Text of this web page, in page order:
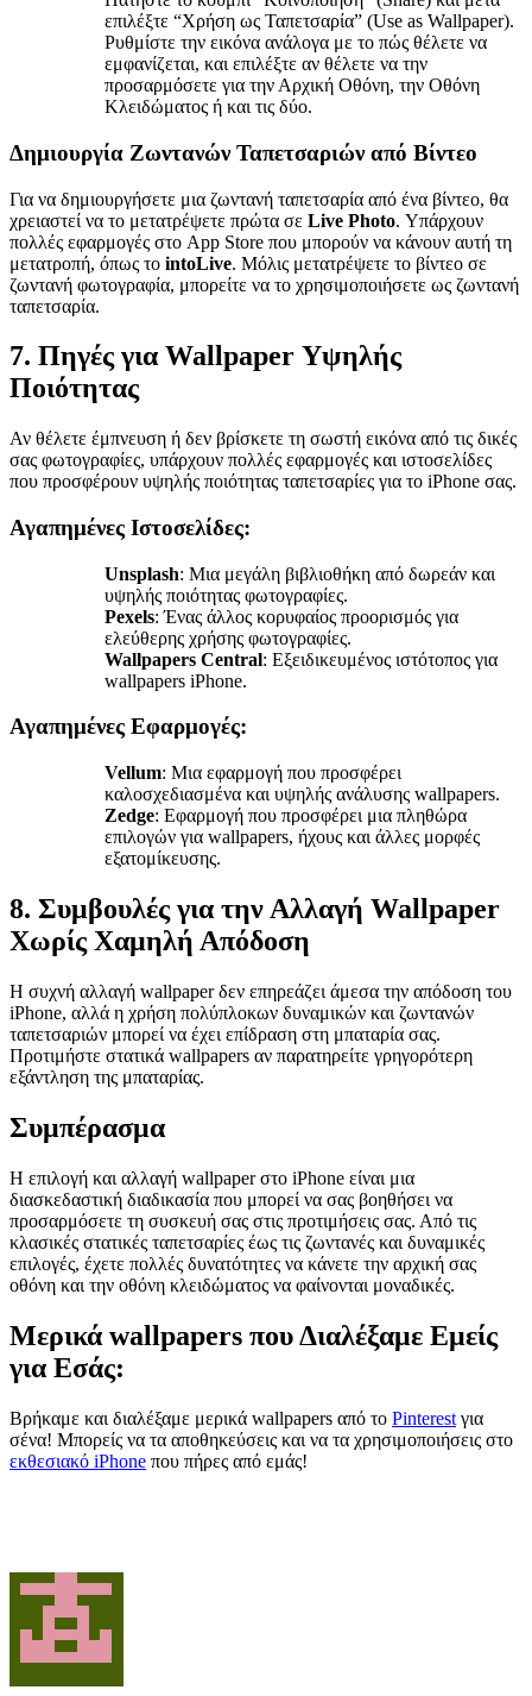
επιλέξτε “Χρήση ως Ταπετσαρία” (Use as Wallpaper).
Ρυθμίστε την εικόνα ανάλογα με το πώς θέλετε να
εμφανίζεται, και επιλέξτε αν θέλετε να την
προσαρμόσετε για την Αρχική Οθόνη, την Οθόνη
Κλειδώματος ή και τις δύο.
Δημιουργία Ζωντανών Ταπετσαριών από Βίντεο
Για να δημιουργήσετε μια ζωντανή ταπετσαρία από ένα βίντεο, θα
χρειαστεί να το μετατρέψετε πρώτα σε Live Photo. Υπάρχουν
πολλές εφαρμογές στο App Store που μπορούν να κάνουν αυτή τη
μετατροπή, όπως το intoLive. Μόλις μετατρέψετε το βίντεο σε
ζωντανή φωτογραφία, μπορείτε να το χρησιμοποιήσετε ως ζωντανή
ταπετσαρία.
7. Πηγές για Wallpaper Υψηλής
Ποιότητας
Αν θέλετε έμπνευση ή δεν βρίσκετε τη σωστή εικόνα από τις δικές
σας φωτογραφίες, υπάρχουν πολλές εφαρμογές και ιστοσελίδες
που προσφέρουν υψηλής ποιότητας ταπετσαρίες για το iPhone σας.
Αγαπημένες Ιστοσελίδες:
Unsplash: Μια μεγάλη βιβλιοθήκη από δωρεάν και
υψηλής ποιότητας φωτογραφίες.
Pexels: Ένας άλλος κορυφαίος προορισμός για
ελεύθερης χρήσης φωτογραφίες.
Wallpapers Central: Εξειδικευμένος ιστότοπος για
wallpapers iPhone.
Αγαπημένες Εφαρμογές:
Vellum: Μια εφαρμογή που προσφέρει
καλοσχεδιασμένα και υψηλής ανάλυσης wallpapers.
Zedge: Εφαρμογή που προσφέρει μια πληθώρα
επιλογών για wallpapers, ήχους και άλλες μορφές
εξατομίκευσης.
8. Συμβουλές για την Αλλαγή Wallpaper
Χωρίς Χαμηλή Απόδοση
Η συχνή αλλαγή wallpaper δεν επηρεάζει άμεσα την απόδοση του
iPhone, αλλά η χρήση πολύπλοκων δυναμικών και ζωντανών
ταπετσαριών μπορεί να έχει επίδραση στη μπαταρία σας.
Προτιμήστε στατικά wallpapers αν παρατηρείτε γρηγορότερη
εξάντληση της μπαταρίας.
Συμπέρασμα
Η επιλογή και αλλαγή wallpaper στο iPhone είναι μια
διασκεδαστική διαδικασία που μπορεί να σας βοηθήσει να
προσαρμόσετε τη συσκευή σας στις προτιμήσεις σας. Από τις
κλασικές στατικές ταπετσαρίες έως τις ζωντανές και δυναμικές
επιλογές, έχετε πολλές δυνατότητες να κάνετε την αρχική σας
οθόνη και την οθόνη κλειδώματος να φαίνονται μοναδικές.
Μερικά wallpapers που Διαλέξαμε Εμείς
για Εσάς:
Βρήκαμε και διαλέξαμε μερικά wallpapers από το Pinterest για
σένα! Μπορείς να τα αποθηκεύσεις και να τα χρησιμοποιήσεις στο
εκθεσιακό iPhone που πήρες από εμάς!